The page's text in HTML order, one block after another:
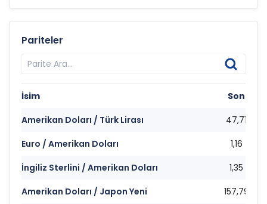
Pariteler
İsim
Son
Amerikan Doları / Türk Lirası
47,71
Euro / Amerikan Doları
1,16
İngiliz Sterlini / Amerikan Doları
1,35
Amerikan Doları / Japon Yeni
157,79